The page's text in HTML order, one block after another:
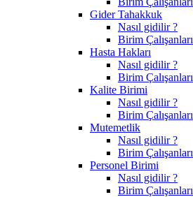
Gider Tahakkuk
Nasıl gidilir ?
Birim Çalışanları
Hasta Hakları
Nasıl gidilir ?
Birim Çalışanları
Kalite Birimi
Nasıl gidilir ?
Birim Çalışanları
Mutemetlik
Nasıl gidilir ?
Birim Çalışanları
Personel Birimi
Nasıl gidilir ?
Birim Çalışanları